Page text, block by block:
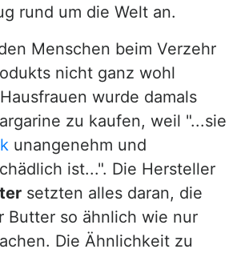
rund um die Welt an.
Menschen beim Verzehr
nicht ganz wohl
wurde damals
zu kaufen, weil "...sie
unangenehm und
ist...". Die Hersteller
setzten alles daran, die
Butter so ähnlich wie nur
Die Ähnlichkeit zu